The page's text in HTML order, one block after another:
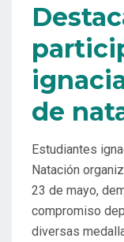
de
Estudiantes
Natación
23 de mayo,
compromiso
diversas